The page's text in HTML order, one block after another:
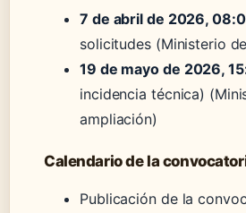
7 de abril de 2026,
solicitudes (Ministerio
19 de mayo de 2026,
incidencia técnica)
ampliación)
Calendario de la
Publicación de la